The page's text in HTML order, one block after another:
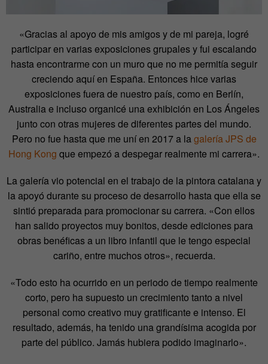
«Gracias al apoyo de mis amigos y de mi pareja, logré
participar en varias exposiciones grupales y fui escalando
hasta encontrarme con un muro que no me permitía seguir
creciendo aquí en España. Entonces hice varias
exposiciones fuera de nuestro país, como en Berlín,
Australia e incluso organicé una exhibición en Los Ángeles
junto con otras mujeres de diferentes partes del mundo.
Pero no fue hasta que me uní en 2017 a lagalería JPS de
Hong Kong que empezó a despegar realmente mi carrera».
La galería vio potencial en el trabajo de la pintora catalana y
la apoyó durante su proceso de desarrollo hasta que ella se
sintió preparada para promocionar su carrera. «Con ellos
han salido proyectos muy bonitos, desde ediciones para
obras benéficas a un libro infantil que le tengo especial
cariño, entre muchos otros», recuerda.
«Todo esto ha ocurrido en un periodo de tiempo realmente
corto, pero ha supuesto un crecimiento tanto a nivel
personal como creativo muy gratificante e intenso. El
resultado, además, ha tenido una grandísima acogida por
parte del público. Jamás hubiera podido imaginarlo».